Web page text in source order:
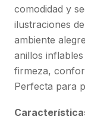
comodidad y
ilustraciones
ambiente
anillos
firmeza,
Perfecta para